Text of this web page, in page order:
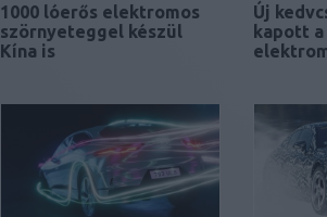
1000 lóerős elektromos
szörnyeteggel készül
Kína is
Új
kapott a